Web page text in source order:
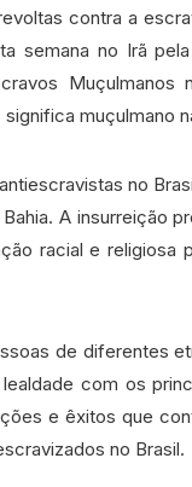
contra a
semana no Irã
Muçulmanos
muçulmano
no
A insurreição
racial e religiosa
de diferentes
com os
e êxitos que
no Brasil.